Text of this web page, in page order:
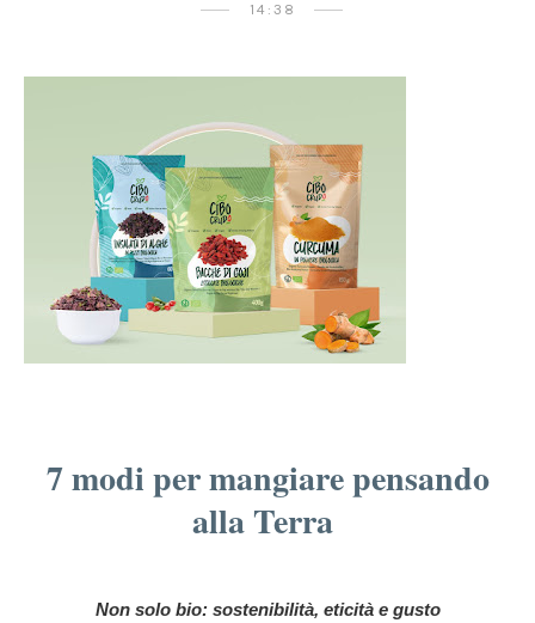
14:38
7 modi per mangiare pensando
alla Terra
Non solo bio: sostenibilità, eticità e gusto